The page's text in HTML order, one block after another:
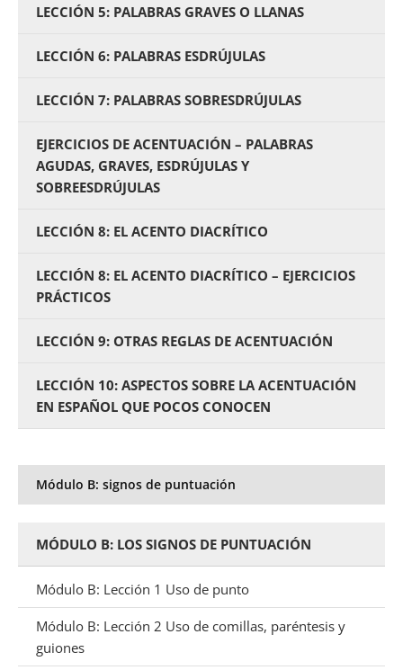
LECCIÓN 5: PALABRAS GRAVES O LLANAS
LECCIÓN 6: PALABRAS ESDRÚJULAS
LECCIÓN 7: PALABRAS SOBRESDRÚJULAS
EJERCICIOS DE ACENTUACIÓN – PALABRAS
AGUDAS, GRAVES, ESDRÚJULAS Y
SOBREESDRÚJULAS
LECCIÓN 8: EL ACENTO DIACRÍTICO
LECCIÓN 8: EL ACENTO DIACRÍTICO – EJERCICIOS
PRÁCTICOS
LECCIÓN 9: OTRAS REGLAS DE ACENTUACIÓN
LECCIÓN 10: ASPECTOS SOBRE LA ACENTUACIÓN
EN ESPAÑOL QUE POCOS CONOCEN
Módulo B: signos de puntuación
MÓDULO B: LOS SIGNOS DE PUNTUACIÓN
Módulo B: Lección 1 Uso de punto
Módulo B: Lección 2 Uso de comillas, paréntesis y
guiones